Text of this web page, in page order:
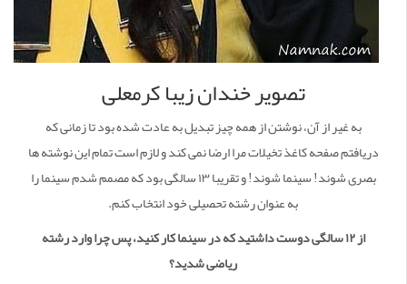
تصویر خندان زیبا کرمعلی
به غیر از آن، نوشتن از همه چیز تبدیل به عادت شده بود تا زمانی که
دریافتم صفحه کاغذ تخیلات مرا ارضا نمی کند و لازم است تمام این نوشته ها
بصری شوند! سینما شوند! و تقریبا ۱۳ سالگی بود که مصمم شدم سینما را
به عنوان رشته تحصیلی خود انتخاب کنم.
از ۱۲ سالگی دوست داشتید که در سینما کار کنید، پس چرا وارد رشته
ریاضی شدید؟